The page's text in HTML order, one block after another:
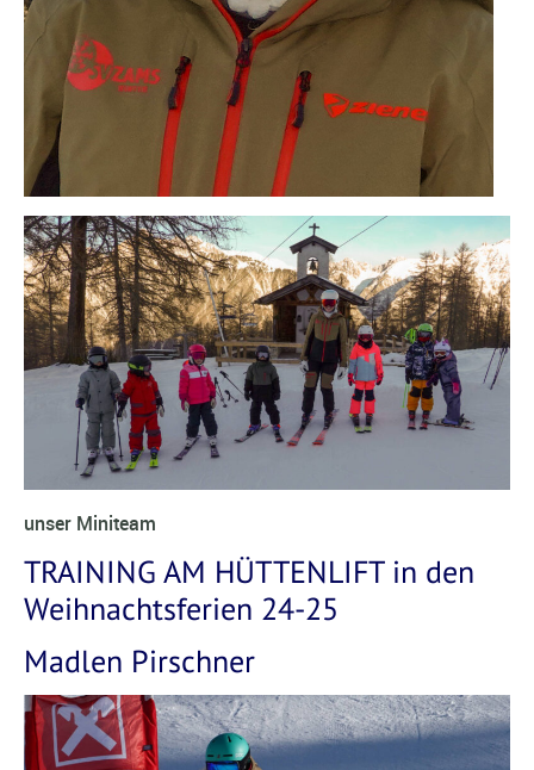
unser Miniteam
TRAINING AM HÜTTENLIFT in den
Weihnachtsferien 24-25
Madlen Pirschner